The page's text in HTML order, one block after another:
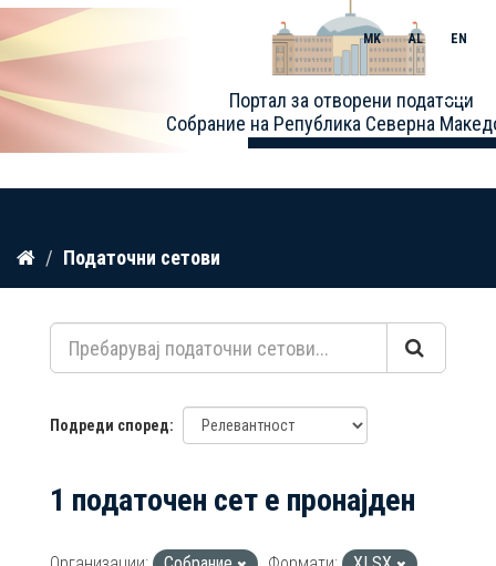
Прескокнете
содржина
Портал за отворени податоци
Собрание на Република Северна
MK AL EN
Toggle
Податочни сетови
Подреди според
1 податочен сет е пронајден